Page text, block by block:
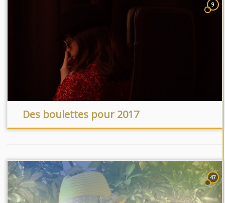
9
Des boulettes pour 2017
47